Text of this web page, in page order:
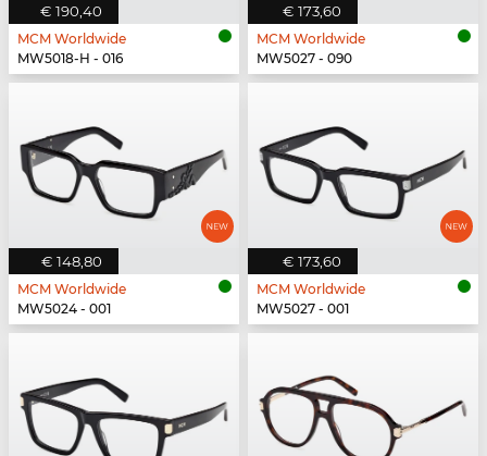
€ 190,40
MCM Worldwide
MW5018-H - 016
€ 173,60
MCM Worldwide
MW5027 - 090
€ 148,80
MCM Worldwide
MW5024 - 001
€ 173,60
MCM Worldwide
MW5027 - 001